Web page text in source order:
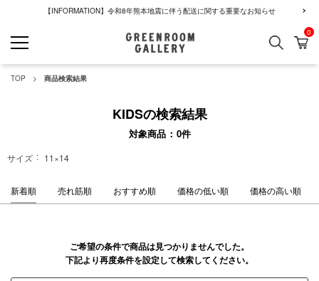
【INFORMATION】令和8年熊本地震に伴う配送に関する重要なお知らせ
検索 カ
0
TOP 商品検索結果
KIDSの検索結果
対象商品 0件
サイズ 11×14
新着順 売れ筋順 おすすめ順 価格の低い順 価格の高い順
ご希望の条件で商品は見つかりませんでした。
下記より再度条件を設定して検索してください。